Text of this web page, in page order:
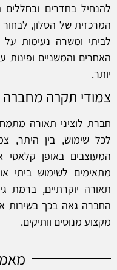
להנחיל בחדרים
המרכזית של הסלון,
לביתי ומשרה נעימות
האחרים והמשניים ופינות
יותר.
צמודי תקרה מחברה
חברת לוציני תאורה
לכל שימוש, בין היתר,
המעוצבים באופן קלאסי
מתאימים לשימוש ביתי
תאורה יוקרתיים, ברמת
החברה גאה בכך בשירות
מקצוע מנוסים וותיקים.